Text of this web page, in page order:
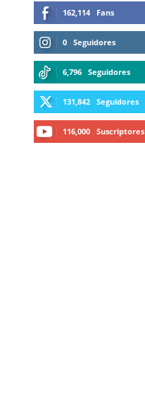
162,114 Fans
0 Seguidores
6,796 Seguidores
131,842 Seguidores
116,000 Suscriptores